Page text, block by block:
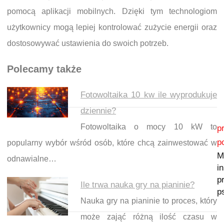
pomocą aplikacji mobilnych. Dzięki tym technologiom
użytkownicy mogą lepiej kontrolować zużycie energii oraz
dostosowywać ustawienia do swoich potrzeb.
Polecamy także
Fotowoltaika 10 kw ile wyprodukuje
dziennie?
Fotowoltaika o mocy 10 kW to
popularny wybór wśród osób, które chcą zainwestować w
odnawialne…
Ile trwa nauka gry na pianinie?
Nauka gry na pianinie to proces, który
może zająć różną ilość czasu w
Nawigacja wpisu